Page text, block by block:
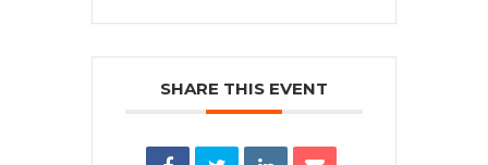
SHARE THIS EVENT